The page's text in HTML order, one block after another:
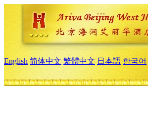
English 简体中文 繁體中文 日本語 한국어